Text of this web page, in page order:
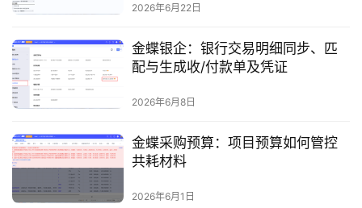
2026年6月22日
金蝶银企：银行交易明细同步、匹
配与生成收/付款单及凭证
2026年6月8日
金蝶采购预算：项目预算如何管控
共耗材料
2026年6月1日